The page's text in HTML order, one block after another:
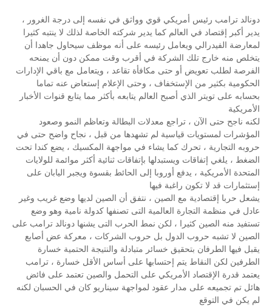
دونالد ترامب رئيس أمريكي قوي وواثق في نفسه إلى درجة الغرور ،
يدير أكبر إقتصاد في العالم كما يدير شركته الخاصة لذلك لا ينتبه كثيرا
لمعارضة الفيدرالي ويعامل رئيسه على أنه موظف سيحاول جاهدا أن
يتخلص منه خارج تلك الشركة في أقرب وقت ممكن دون أن يمنحه
الفرصة لطلب تعويض أو حتى مكافأة تقاعد ، ويتعامل مع باقي الإدارات
الحكومية بكثير من الإستخفاف ، وحتى الإعلام إستعاض عنه تماما
بحسابه على تويتر الذي أصبح العالم يتابعه بأكثر مما يتابع قنوات الأخبار
الأمريكية
لكنه ناجح حتى الآن ، تراجع معدلات البطالة وتعاظم النمو وصعود
المؤشرات لمستويات قياسية لم تشهدها من قبل ، نجاح واضح حتى في
حروبه التجارية ، تحرك كما يشاء في مواجهة المكسيك ، يضع كندا تحت
الضغط ، يلغي إتفاقات ويستبدلها بإتفاقات ثنائية أكثر موائمة للولايات
المتحدة الأمريكية ، يدفع أوروبا إلى الحائط بقسوة ويجبر اليابان على
إستثمارات قد لا تكون راغبة فيها
يشعل حربا إقتصادية مع الصين ، نتفق أن الصين لديها وضع غريب وغير
عادل في منظمة التجارة العالمية التى تصنفها كدولة نامية وهو وضع
تستفيد منه الصين كثيرا ، لكن نمط الحرب التى يشنها دونالد ترامب على
الصين لا تشبه حروب الدول بل حروب الشركات ، معركة عض أصابع
يقبل فيها الطرفان بتحقيق خسائر متبادلة والنتيجة الحتمية خسارة
الطرفين لكن النقاط يتم إحتسابها على أساس الأقل خسارة ، ترامب
يعتمد قدرة الإقتصاد الأمريكي على التحمل والصين تعتمد على فائض
هائل تم تجميعه على مدار عقود لمواجهة سيناريو كان في الحسبان لكنه
لم يكن في التوقع